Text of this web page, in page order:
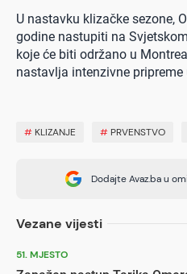
U nastavku klizačke sezone,
godine nastupiti na
koje će biti održano u
nastavlja intenzivne pripreme
# KLIZANJE # PRVENSTVO
Dodajte Avaz.ba u
Vezane vijesti
51. MJESTO